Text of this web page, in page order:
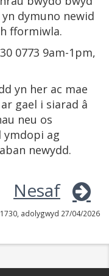
dymuno newid
fformiwla.
0773 9am-1pm,
yn her ac mae
gael i siarad â
neu os
ymdopi ag
newydd.
Nesaf
1730, adolygwyd 27/04/2026